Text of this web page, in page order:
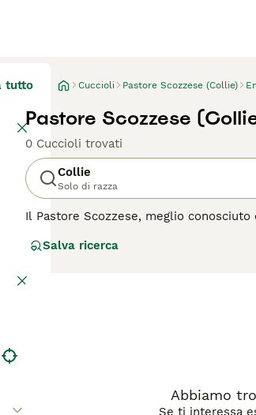
tutto Cuccioli Pastore Scozzese (Collie)
Pastore Scozzese
0 Cuccioli trovati
Collie
Solo di razza
Il Pastore Scozzese, meglio
nobile. Originario della Scozia, dove
sua famiglia, mostrando grande
di essere coinvolto nella vita di
Pastore Scozzese è
Salva ricerca
Abbiamo
Se ti interessa